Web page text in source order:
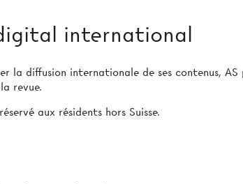
international
la diffusion internationale de ses contenus,
revue.
aux résidents hors Suisse.